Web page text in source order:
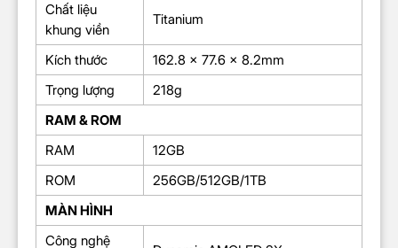
Chất liệu
khung viền
Titanium
Kích thước
162.8 x 77.6 x 8.2mm
Trọng lượng
218g
RAM & ROM
RAM
12GB
ROM
256GB/512GB/1TB
MÀN HÌNH
Công nghệ